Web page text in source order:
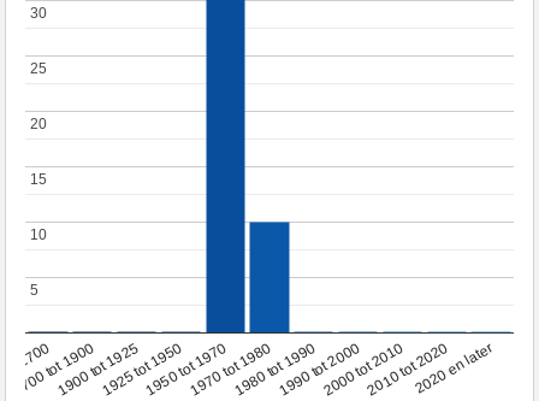
1700
1700 tot 1900
1900 tot 19251925 tot 19501950 tot 19701970 tot 19801980 tot 19901990 tot 20002000 tot 20102010 tot 20202020 en later
5
5
10
10
15
15
20
20
25
25
30
30